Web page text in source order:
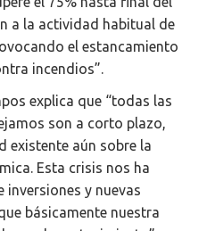
a la actividad habitual de
el estancamiento
incendios”.
explica que “todas las
son a corto plazo,
existente aún sobre la
Esta crisis nos ha
inversiones y nuevas
básicamente nuestra